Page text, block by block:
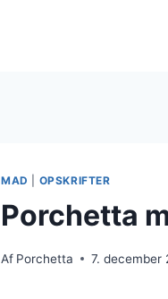
MAD OPSKRIFTER
Porchetta
Af Porchetta 7. december